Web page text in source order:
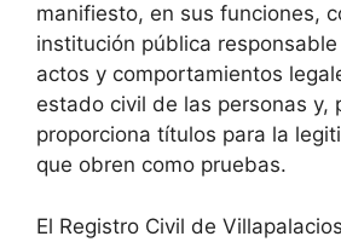
manifiesto, en sus funciones,
institución pública
actos y comportamientos
estado civil de las personas y,
proporciona títulos para la
que obren como pruebas.
El Registro Civil de